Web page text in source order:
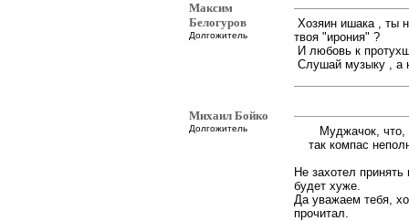
Максим
Белогуров
Долгожитель
Хозяин ишака , ты
твоя "ирония" ?
И любовь к
Слушай музыку , а
Михаил Бойко
Долгожитель
Муджачок, что,
так компас
Не захотел
будет хуже.
Да уважаем тебя,
прочитал.